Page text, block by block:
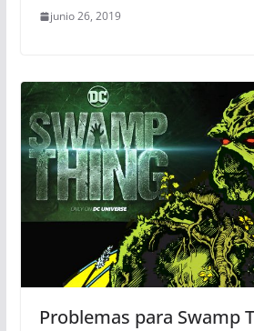
junio 26, 2019
Problemas para Swamp